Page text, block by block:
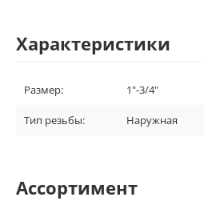
Характеристики
Размер: 1"-3/4"
Тип резьбы: Наружная
Ассортимент